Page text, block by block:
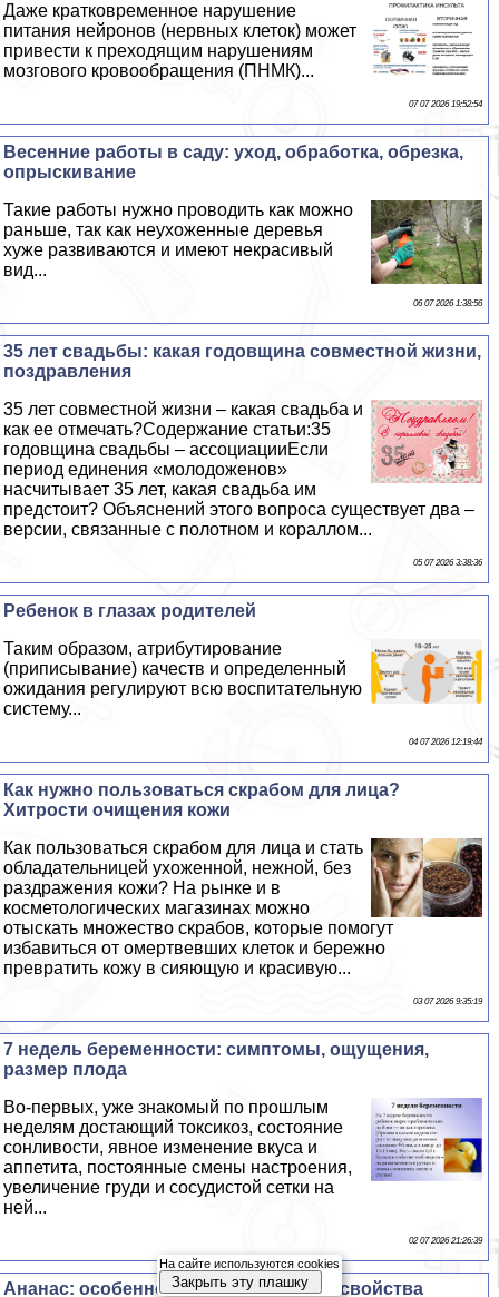
Даже кратковременное нарушение
питания нейронов (нервных клеток) может
привести к преходящим нарушениям
мозгового кровообращения (ПНМК)...
07 07 2026 19:52:54
Весенние работы в саду: уход, обработка, обрезка,
опрыскивание
Такие работы нужно проводить как можно
раньше, так как неухоженные деревья
хуже развиваются и имеют некрасивый
вид...
06 07 2026 1:38:56
35 лет свадьбы: какая годовщина совместной жизни,
поздравления
35 лет совместной жизни – какая свадьба и
как ее отмечать?Содержание статьи:35
годовщина свадьбы – ассоциацииЕсли
период единения «молодоженов»
насчитывает 35 лет, какая свадьба им
предстоит? Объяснений этого вопроса существует два –
версии, связанные с полотном и кораллом...
05 07 2026 3:38:36
Ребенок в глазах родителей
Таким образом, атрибутирование
(приписывание) качеств и определенный
ожидания регулируют всю воспитательную
систему...
04 07 2026 12:19:44
Как нужно пользоваться скрабом для лица?
Хитрости очищения кожи
Как пользоваться скрабом для лица и стать
обладательницей ухоженной, нежной, без
раздражения кожи? На рынке и в
косметологических магазинах можно
отыскать множество скрабов, которые помогут
избавиться от омертвевших клеток и бережно
превратить кожу в сияющую и красивую...
03 07 2026 9:35:19
7 недель беременности: симптомы, ощущения,
размер плода
Во-первых, уже знакомый по прошлым
неделям достающий токсикоз, состояние
сонливости, явное изменение вкуса и
аппетита, постоянные смены настроения,
увеличение гpyди и сосудистой сетки на
ней...
02 07 2026 21:26:39
Ананас: особенности и питательные свойства
На сайте используются cookies
Закрыть эту плашку